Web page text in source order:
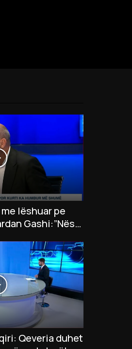
lëshuar pe
Gashi:”Nëse
Qeveria duhet